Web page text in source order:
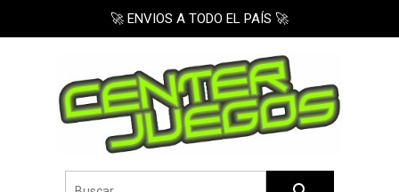
🚀 ENVIOS A TODO EL PAÍS 🚀